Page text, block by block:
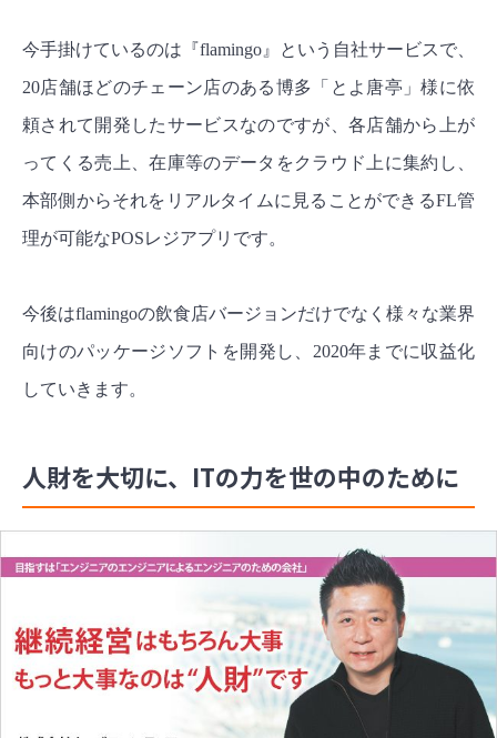
今手掛けているのは『flamingo』という 自社サービスで、
20店舗ほどのチェーン店のある博多「とよ唐亭」様に依
頼されて開発したサービスなのですが、各店舗から上が
ってくる売上、在庫等のデータをクラウド上に集約し、
本部側からそれをリアルタイムに見ることができるFL管
理が可能なPOSレジアプリです。
今後はflamingoの飲食店バージョンだけでなく様々な業界
向けのパッケージソフトを開発し、2020年までに収益化
していきます。
人財を大切に、ITの力を世の中のために